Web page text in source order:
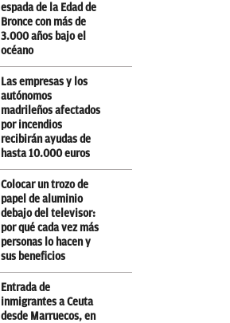
espada de la Edad de
Bronce con más de
3.000 años bajo el
océano
Las empresas y los
autónomos
madrileños afectados
por incendios
recibirán ayudas de
hasta 10.000 euros
Colocar un trozo de
papel de aluminio
debajo del televisor:
por qué cada vez más
personas lo hacen y
sus beneficios
Entrada de
inmigrantes a Ceuta
desde Marruecos, en